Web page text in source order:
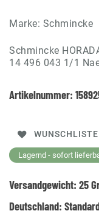
Marke: Schmincke
Schmincke
14 496 043 1/1
Artikelnummer:
WUNSCHLISTE
Lagernd - sofort
Versandgewicht: 25
Deutschland: